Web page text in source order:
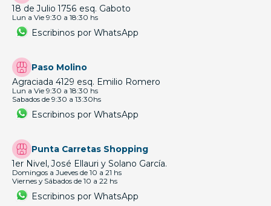
18 de Julio 1756 esq. Gaboto
Lun a Vie 9:30 a 18:30 hs
Escribinos por WhatsApp
Paso Molino
Agraciada 4129 esq. Emilio Romero
Lun a Vie 9:30 a 18:30 hs
Sabados de 9:30 a 13:30hs
Escribinos por WhatsApp
Punta Carretas Shopping
1er Nivel, José Ellauri y Solano García.
Domingos a Jueves de 10 a 21 hs
Viernes y Sábados de 10 a 22 hs
Escribinos por WhatsApp